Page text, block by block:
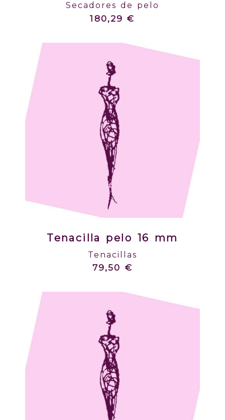
Secadores de pelo
180,29 €
Tenacilla pelo 16 mm
Tenacillas
79,50 €